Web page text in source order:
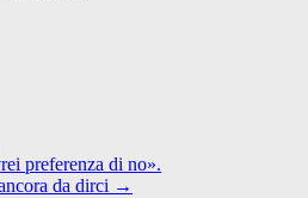
preferenza di no».
da dirci →